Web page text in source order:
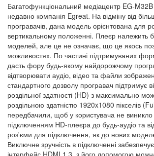
Багатофункціональний медіацентр EG-
недавно компанія Egreat. На відміну від
програвачів, дана модель орієнтована для
вертикальному положенні. Плеєр належить
моделей, але це не означає, що це якось
можливостях. По частині підтримуваних
дасть фору будь-якому найдорожчому
відтворювати аудіо, відео та файли
стандартного дозволу програвач підтримує
роздільної здатності (HD) з максимально
роздільною здатністю 1920x1080 пікселів
передбачили, щоб у користувача не виникло
підключенням HD-плеєра до будь-аудіо та
роз'єми для підключення, як до нових
Виключне зручність в підключенні
інтерфейс HDMI 1.3, з його допомогою